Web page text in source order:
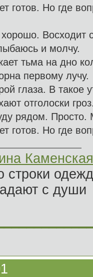
готов. Но где
Восходит
и молчу.
тьма на дно
первому лучу.
глаза. В такое
отголоски
рядом. Просто.
готов. Но где
Каменская
строки
с души